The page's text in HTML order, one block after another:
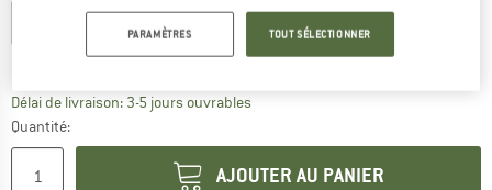
M XL
Guide des tailles
Délai de livraison: 3-5 jours ouvrablesLe lien s'ouvre dans une boîte
Quantité:
AJOUTER AU PANIER
PARAMÈTRES TOUT SÉLECTIONNER